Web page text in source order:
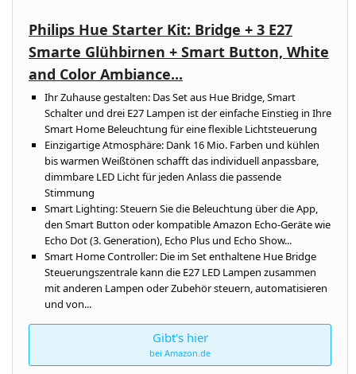
Philips Hue Starter Kit: Bridge + 3 E27
Smarte Glühbirnen + Smart Button, White
and Color Ambiance...
Ihr Zuhause gestalten: Das Set aus Hue Bridge, Smart
Schalter und drei E27 Lampen ist der einfache Einstieg in Ihre
Smart Home Beleuchtung für eine flexible Lichtsteuerung
Einzigartige Atmosphäre: Dank 16 Mio. Farben und kühlen
bis warmen Weißtönen schafft das individuell anpassbare,
dimmbare LED Licht für jeden Anlass die passende
Stimmung
Smart Lighting: Steuern Sie die Beleuchtung über die App,
den Smart Button oder kompatible Amazon Echo-Geräte wie
Echo Dot (3. Generation), Echo Plus und Echo Show...
Smart Home Controller: Die im Set enthaltene Hue Bridge
Steuerungszentrale kann die E27 LED Lampen zusammen
mit anderen Lampen oder Zubehör steuern, automatisieren
und von...
Gibt's hier
bei Amazon.de